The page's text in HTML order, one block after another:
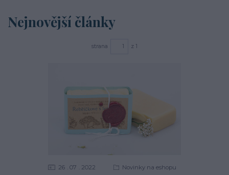
Nejnovější články
strana z 1
26 07 2022 Novinky na eshopu